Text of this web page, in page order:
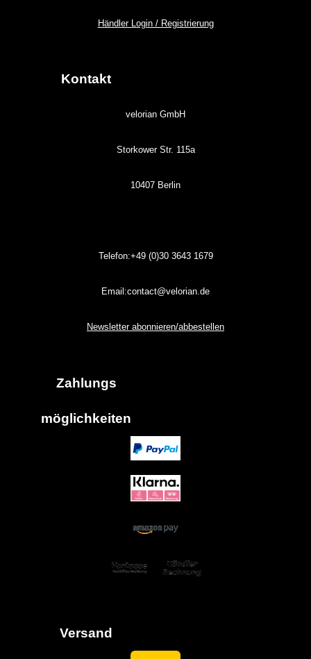
Händler Login / Registrierung
Kontakt
velorian GmbH
Storkower Str. 115a
10407 Berlin
Telefon:+49 (0)3036431679
Email:contact@velorian.de
Newsletter abonnieren/abbestellen
Zahlungs
möglichkeiten
Versand